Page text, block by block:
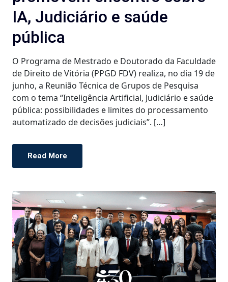
IA, Judiciário e saúde
pública
O Programa de Mestrado e Doutorado da Faculdade
de Direito de Vitória (PPGD FDV) realiza, no dia 19 de
junho, a Reunião Técnica de Grupos de Pesquisa
com o tema “Inteligência Artificial, Judiciário e saúde
pública: possibilidades e limites do processamento
automatizado de decisões judiciais”. […]
Read More